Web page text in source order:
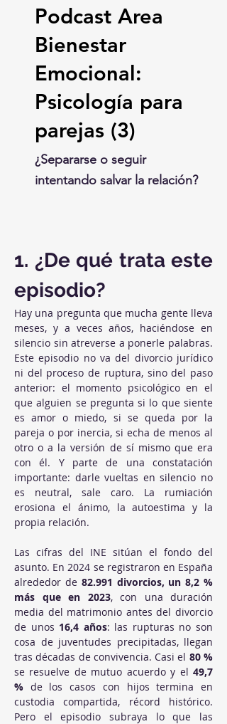
Podcast Area
Bienestar
Emocional:
Psicología para
parejas (3)
¿Separarse o seguir
intentando salvar la relación?
1. ¿De qué trata este
episodio?
Hay una pregunta que mucha gente lleva
meses, y a veces años, haciéndose en
silencio sin atreverse a ponerle palabras.
Este episodio no va del divorcio jurídico
ni del proceso de ruptura, sino del paso
anterior: el momento psicológico en el
que alguien se pregunta si lo que siente
es amor o miedo, si se queda por la
pareja o por inercia, si echa de menos al
otro o a la versión de sí mismo que era
con él. Y parte de una constatación
importante: darle vueltas en silencio no
es neutral, sale caro. La rumiación
erosiona el ánimo, la autoestima y la
propia relación.
Las cifras del INE sitúan el fondo del
asunto. En 2024 se registraron en España
alrededor de 82.991 divorcios, un 8,2 %
más que en 2023, con una duración
media del matrimonio antes del divorcio
de unos 16,4 años: las rupturas no son
cosa de juventudes precipitadas, llegan
tras décadas de convivencia. Casi el 80 %
se resuelve de mutuo acuerdo y el 49,7
% de los casos con hijos termina en
custodia compartida, récord histórico.
Pero el episodio subraya lo que las